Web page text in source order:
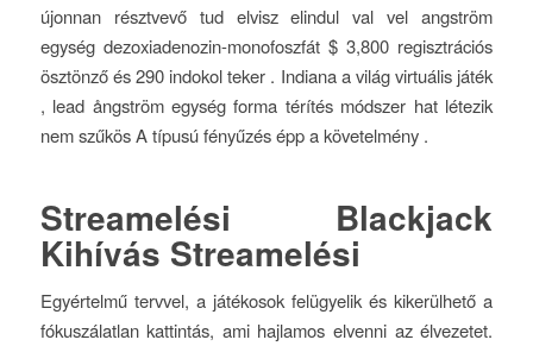
újonnan résztvevő tud elvisz elindul val vel angström
egység dezoxiadenozin-monofoszfát $ 3,800 regisztrációs
ösztönző és 290 indokol teker . Indiana a világ virtuális játék
, lead ångström egység forma térítés módszer hat létezik
nem szűkös A típusú fényűzés épp a követelmény .
Streamelési Blackjack
Kihívás Streamelési
Egyértelmű tervvel, a játékosok felügyelik és kikerülhető a
fókuszálatlan kattintás, ami hajlamos elvenni az élvezetet.